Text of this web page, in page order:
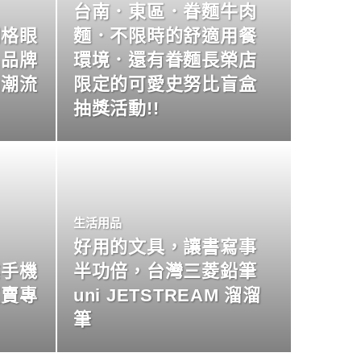
眼
牌
流
台南．東區．眷麵牛肉
麵．不限時的舒適用餐
環境．還有眷麵長榮店
限定的可愛史努比盲盒
抽獎活動!!
機
專
生活用品
好用的文具，讓書寫事
半功倍，台灣三菱鉛筆
uni JETSTREAM 溜溜
筆